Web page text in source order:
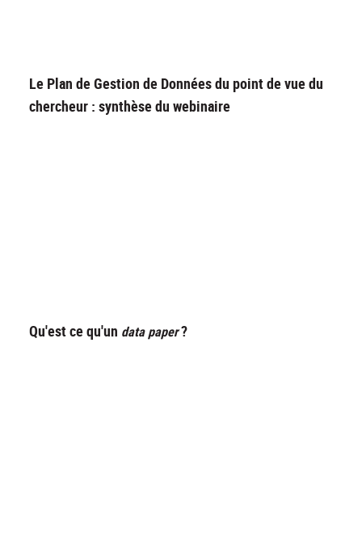
Le Plan de Gestion de Données du point de vue du
chercheur : synthèse du webinaire
Qu'est ce qu'un data paper?